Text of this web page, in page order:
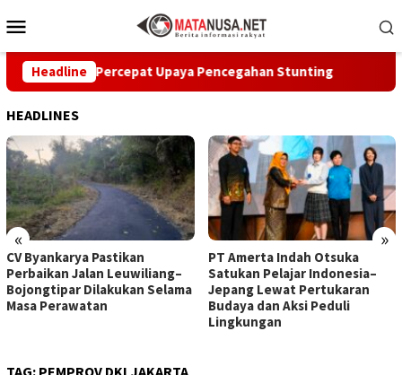
ke
Mobile
HeadlinePercepat Upaya Pencegahan Stunting
HEADLINES
« »
CV Byankarya Pastikan
Perbaikan Jalan Leuwiliang–
Bojongtipar Dilakukan Selama
Masa Perawatan
PT Amerta Indah Otsuka
Satukan Pelajar Indonesia–
Jepang Lewat Pertukaran
Budaya dan Aksi Peduli
Lingkungan